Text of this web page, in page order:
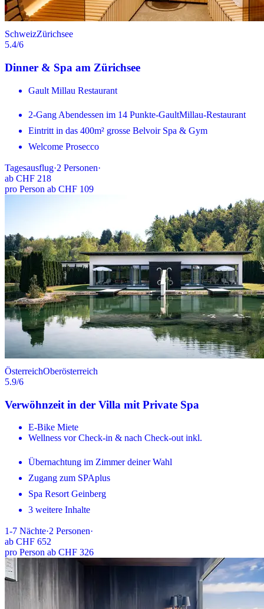
SchweizZürichsee
5.4/6
Dinner & Spa am Zürichsee
Gault Millau Restaurant
2-Gang Abendessen im 14 Punkte-GaultMillau-Restaurant
Eintritt in das 400m² grosse Belvoir Spa & Gym
Welcome Prosecco
Tagesausflug·2 Personen·
ab CHF 218
pro Person ab CHF 109
ÖsterreichOberösterreich
5.9/6
Verwöhnzeit in der Villa mit Private Spa
E-Bike Miete
Wellness vor Check-in & nach Check-out inkl.
Übernachtung im Zimmer deiner Wahl
Zugang zum SPAplus
Spa Resort Geinberg
3 weitere Inhalte
1-7 Nächte·2 Personen·
ab CHF 652
pro Person ab CHF 326